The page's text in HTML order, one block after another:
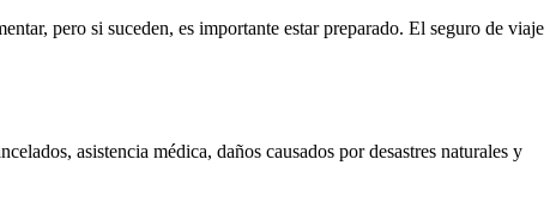
pero si suceden, es importante estar preparado. El seguro de viaje
asistencia médica, daños causados ​​por desastres naturales y